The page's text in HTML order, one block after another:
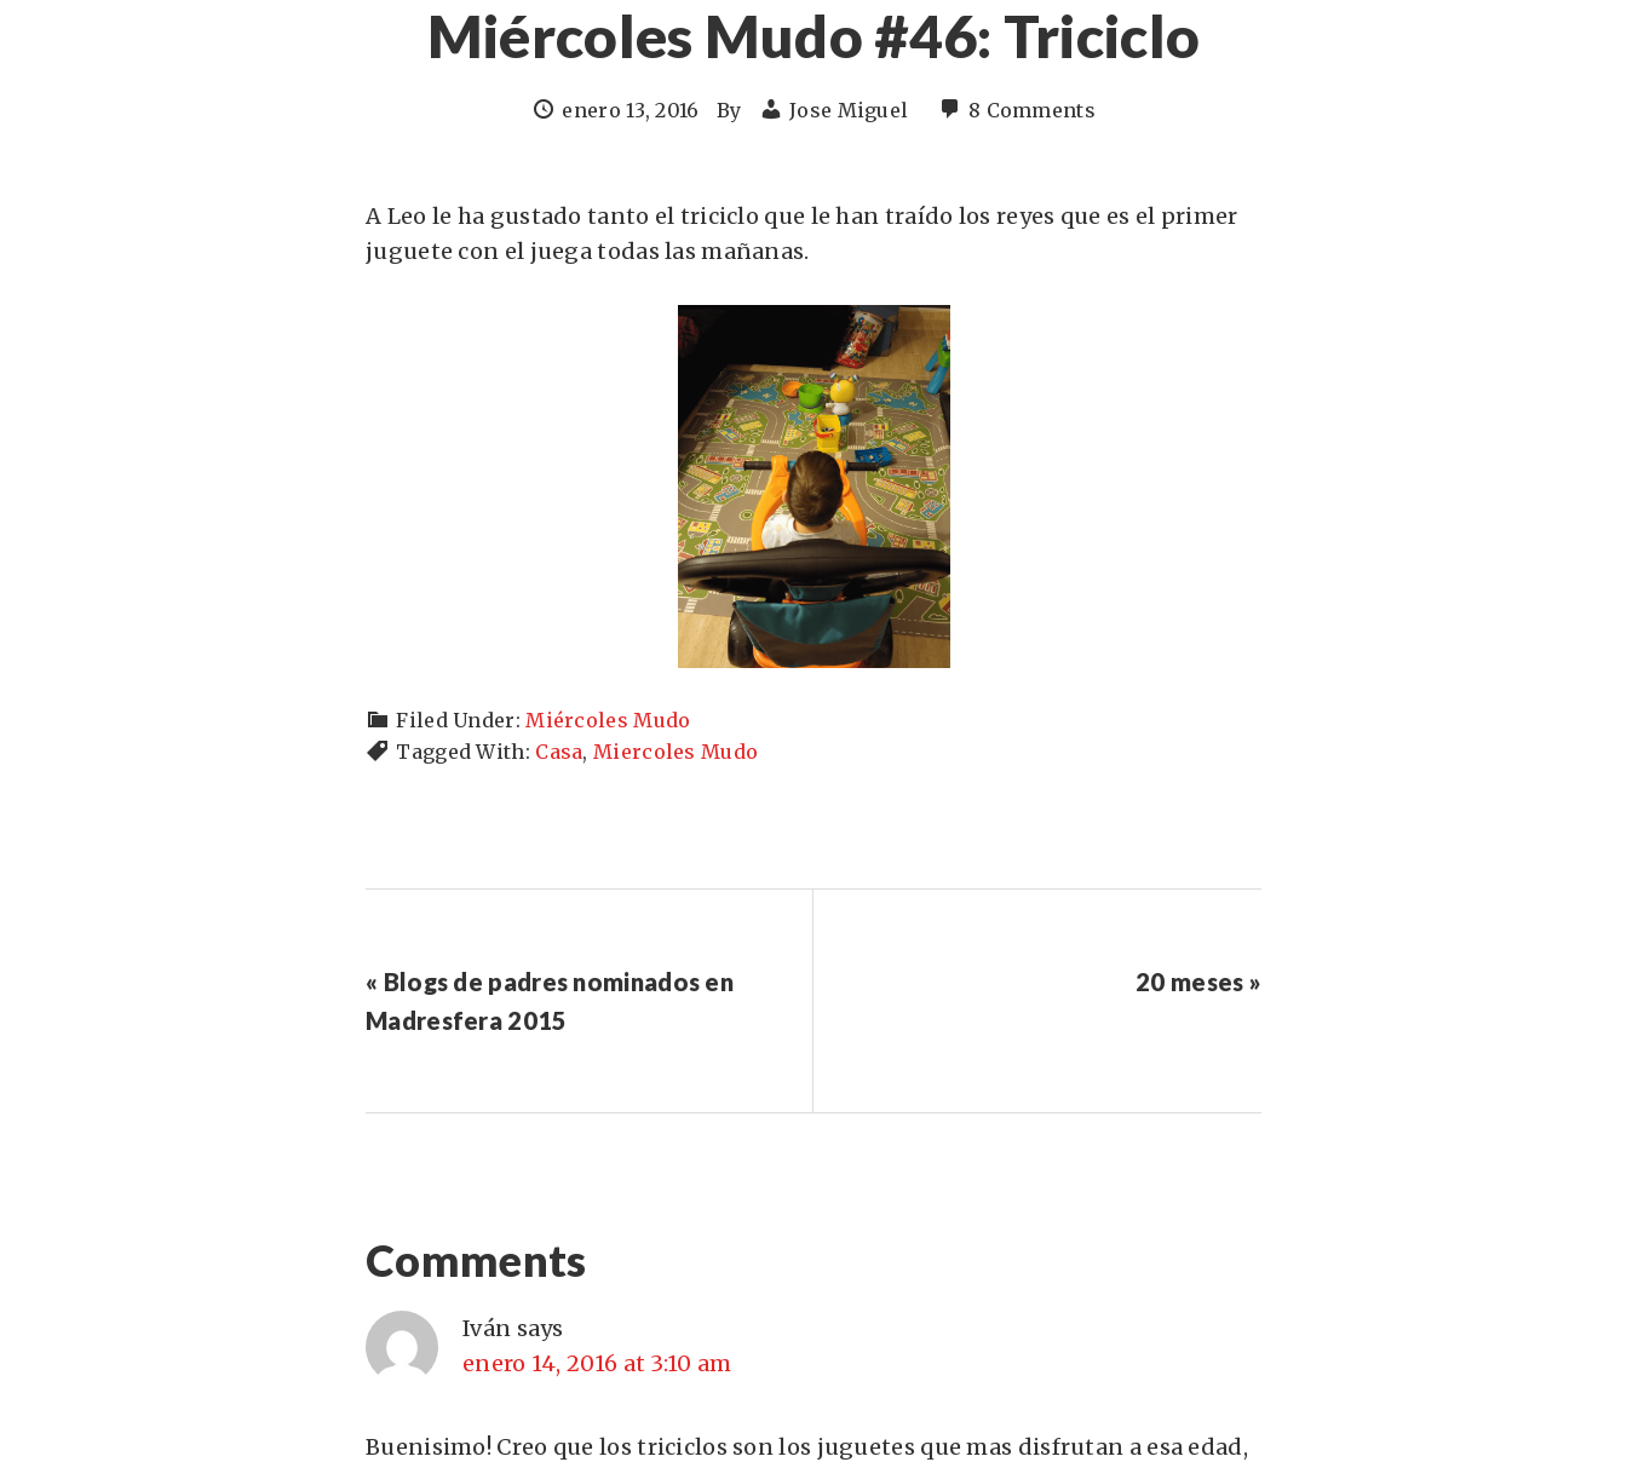
Miércoles Mudo #46: Triciclo
enero 13, 2016 By Jose Miguel 8 Comments
A Leo le ha gustado tanto el triciclo que le han traído los reyes que es el primer
juguete con el juega todas las mañanas.
Filed Under:Miércoles Mudo
Tagged With: Casa,Miercoles Mudo
« Blogs de padres nominados en
Madresfera 2015
20 meses »
Comments
Iván says
enero 14, 2016 at 3:10 am
Buenisimo! Creo que los triciclos son los juguetes que mas disfrutan a esa edad,